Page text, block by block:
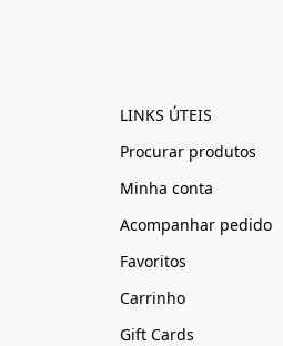
LINKS ÚTEIS
Procurar produtos
Minha conta
Acompanhar pedido
Favoritos
Carrinho
Gift Cards